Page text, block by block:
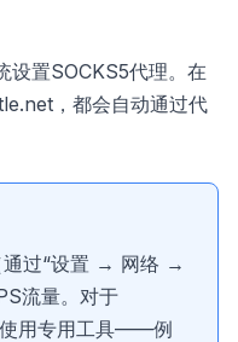
设置SOCKS5代理。在
，都会自动通过代
通过“设置 → 网络 →
流量。对于
使用专用工具——例